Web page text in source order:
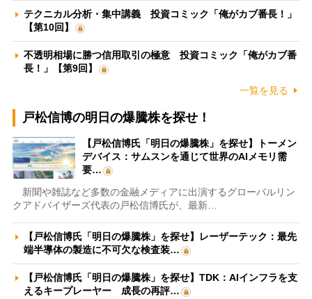
テクニカル分析・集中講義 投資コミック「俺がカブ番長！」
【第10回】
不透明相場に勝つ信用取引の極意 投資コミック「俺がカブ番
長！」【第9回】
一覧を見る
戸松信博の明日の爆騰株を探せ！
【戸松信博氏「明日の爆騰株」を探せ】トーメン
デバイス：サムスンを通じて世界のAIメモリ需
要…
新聞や雑誌など多数の金融メディアに出演するグローバルリン
クアドバイザーズ代表の戸松信博氏が、最新…
【戸松信博氏「明日の爆騰株」を探せ】レーザーテック：最先
端半導体の製造に不可欠な検査装…
【戸松信博氏「明日の爆騰株」を探せ】TDK：AIインフラを支
えるキープレーヤー 成長の再評…